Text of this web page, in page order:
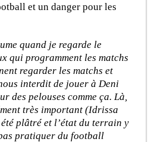
et un danger pour les
quand je regarde le
qui programment les matchs
regarder les matchs et
interdit de jouer à Deni
des pelouses comme ça. Là,
très important (Idrissa
plâtré et l’état du terrain y
pratiquer du football